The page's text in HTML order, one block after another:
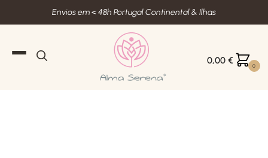
Envios em < 48h Portugal Continental & Ilhas
0,00 € 0